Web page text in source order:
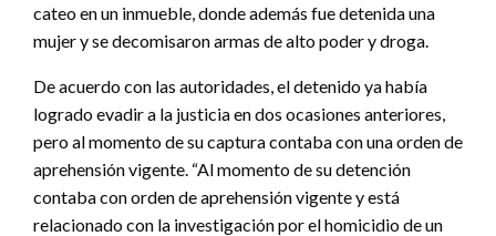
cateo en un inmueble, donde además fue detenida una
mujer y se decomisaron armas de alto poder y droga.
De acuerdo con las autoridades, el detenido ya había
logrado evadir a la justicia en dos ocasiones anteriores,
pero al momento de su captura contaba con una orden de
aprehensión vigente. “Al momento de su detención
contaba con orden de aprehensión vigente y está
relacionado con la investigación por el homicidio de un